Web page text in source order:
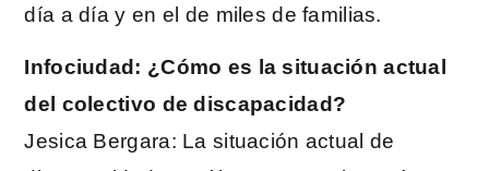
día a día y en el de miles de familias.
Infociudad: ¿Cómo es la situación actual
del colectivo de discapacidad?
Jesica Bergara: La situación actual de